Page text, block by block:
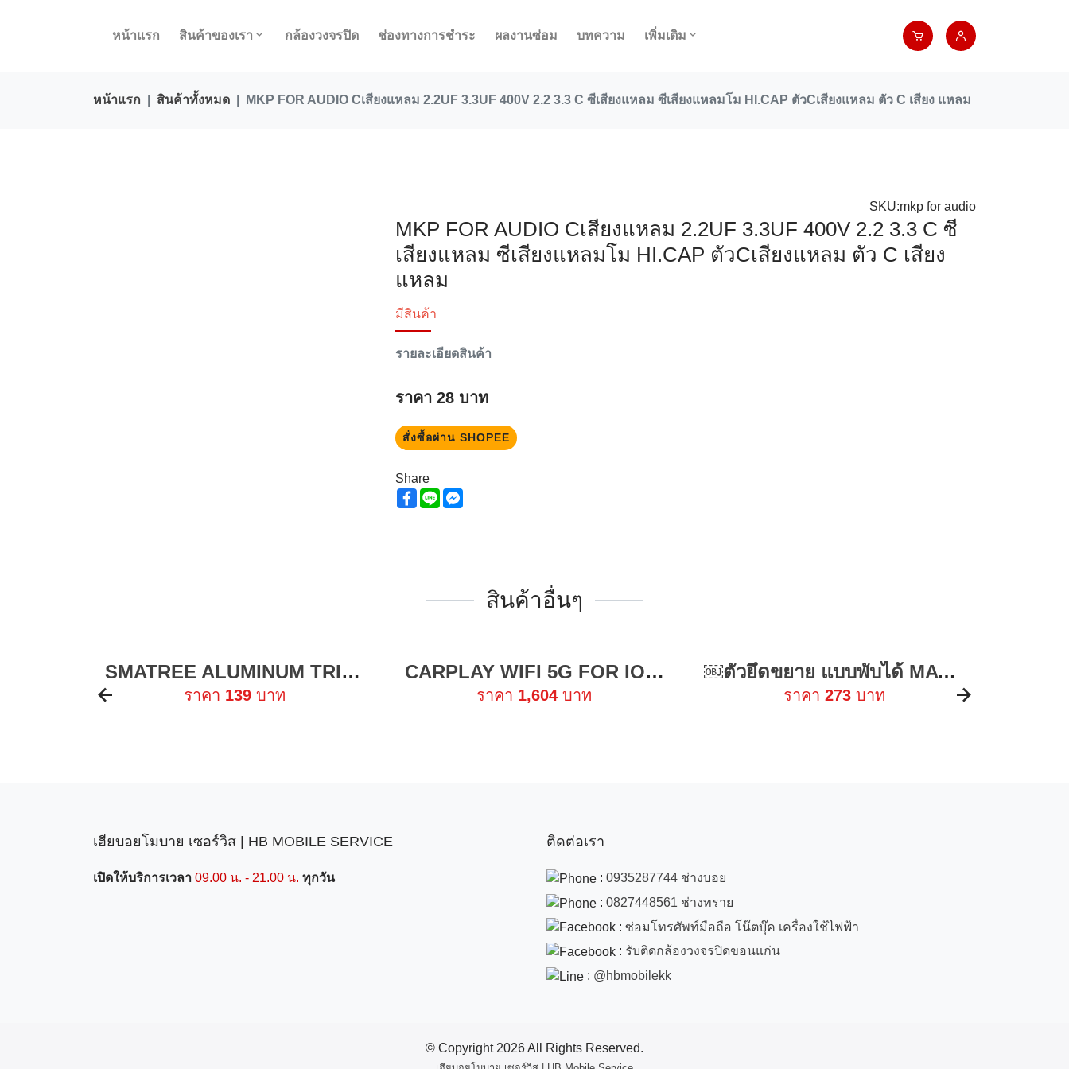
หน้าแรก สินค้าของเรา กล้องวงจรปิด ช่องทางการชำระ ผลงานซ่อม บทความ เพิ่มเติม
หน้าแรก สินค้าทั้งหมด MKP FOR AUDIO Cเสียงแหลม 2.2UF 3.3UF 400V 2.2 3.3 C ซีเสียงแหลม ซีเสียงแหลมโม HI.CAP ตัวCเสียงแหลม ตัว C เสียง แหลม
SKU:mkp for audio
MKP FOR AUDIO Cเสียงแหลม 2.2UF 3.3UF 400V 2.2 3.3 C ซี
เสียงแหลม ซีเสียงแหลมโม HI.CAP ตัวCเสียงแหลม ตัว C เสียง
แหลม
มีสินค้า
รายละเอียดสินค้า
ราคา 28 บาท
สั่งซื้อผ่าน SHOPEE
Share
Facebook
Line
สินค้าอื่นๆ
ใหม่ !SMATREE ALUMINUM TRIPOD MOUNT ADAPTER อุปกรณ์ต่อขาตั้งกล้อง FOR GOPRO / DJI / INSTA360 / SJCAM / XIAOMI L ACTION CAMERA
ราคา 139 บาท
ใหม่ !CARPLAY WIFI 5G FOR IOS [SHOPEE MALL]
ราคา 1,604 บาท
ใหม่ !
￼ตัวยึดขยาย แบบพับได้ MAVIC AIR 2S ที่วางแท็บเล็ต รีโมทคอนโทรล ที่วางโทรศัพท์ IPAD สําหรับ DJI MINI 2 / MINI 3 อุปกรณ์เสริม
ราคา 273บาท
เฮียบอยโมบาย เซอร์วิส | HB MOBILE SERVICE
เปิดให้บริการเวลา 09.00 น. - 21.00 น. ทุกวัน
ติดต่อเรา
: 0935287744 ช่างบอย
: 0827448561 ช่างทราย
: ซ่อมโทรศัพท์มือถือ โน๊ตบุ๊ค เครื่องใช้ไฟฟ้า
: รับติดกล้องวงจรปิดขอนแก่น
: @hbmobilekk
© Copyright 2026 All Rights Reserved.